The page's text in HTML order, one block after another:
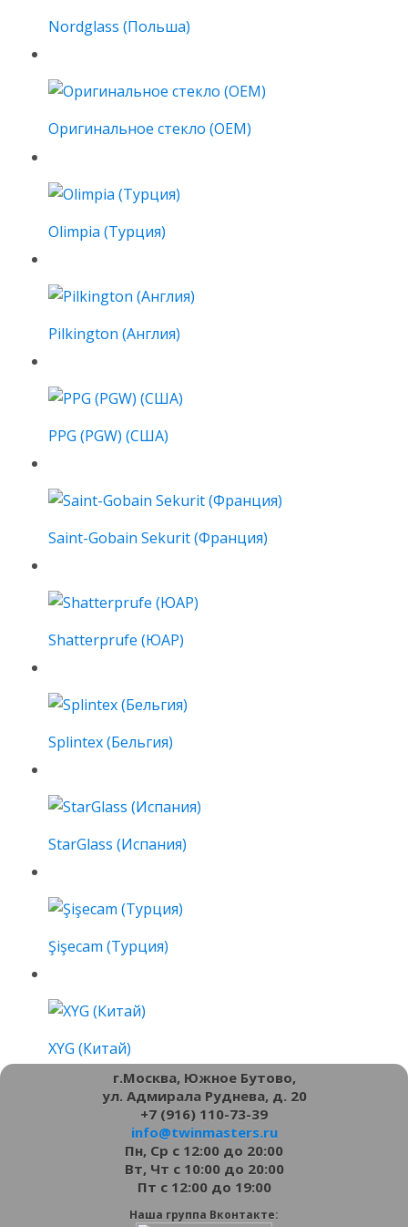
Nordglass (Польша)
Оригинальное стекло (OEM)
Olimpia (Турция)
Pilkington (Англия)
PPG (PGW) (США)
Saint-Gobain Sekurit (Франция)
Shatterprufe (ЮАР)
Splintex (Бельгия)
StarGlass (Испания)
Şişecam (Турция)
XYG (Китай)
г.Москва, Южное Бутово,
ул. Адмирала Руднева, д. 20
+7 (916) 110-73-39
info@twinmasters.ru
Пн, Ср с 12:00 до 20:00
Вт, Чт с 10:00 до 20:00
Пт с 12:00 до 19:00
Наша группа Вконтакте: